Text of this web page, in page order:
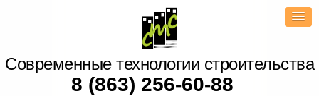
Современные технологии строительства
8 (863) 256-60-88